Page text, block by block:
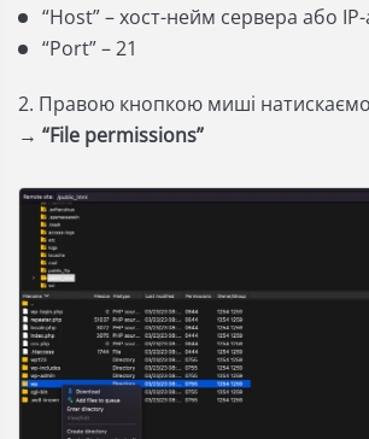
“Host” – хост-нейм сервера або
“Port” – 21
2. Правою кнопкою миші
→ “File permissions”